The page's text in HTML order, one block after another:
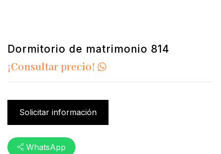
Dormitorio de matrimonio 814
¡Consultar precio!
Solicitar información
WhatsApp